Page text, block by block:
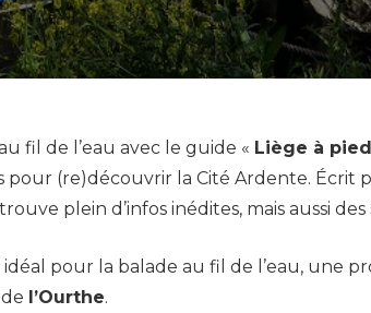
fil de l’eau avec le guide « Liège à pied
pour (re)découvrir la Cité Ardente. Écrit
plein d’infos inédites, mais aussi des
pour la balade au fil de l’eau, une
l’Ourthe.